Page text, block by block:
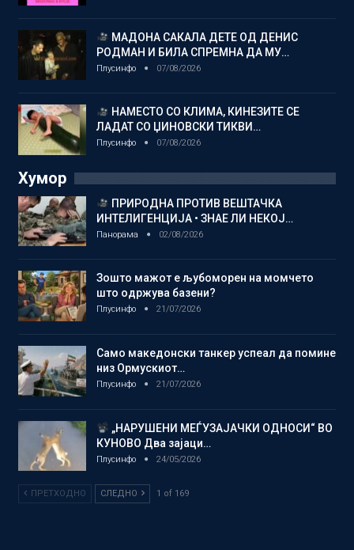
МАДОНА САКАЛА ДЕТЕ ОД ДЕНИС
РОДМАН И БИЛА СПРЕМНА ДА МУ…
Плусинфо 07/08/2026
НАМЕСТО СО КЛИМА, КИНЕЗИТЕ СЕ
ЛАДАТ СО ЏИНОВСКИ ТИКВИ…
Плусинфо 07/08/2026
Хумор
ПРИРОДНА ПРОТИВ ВЕШТАЧКА
ИНТЕЛИГЕНЦИЈА • ЗНАЕ ЛИ НЕКОЈ…
Панорама 02/08/2026
Зошто мажот е љубоморен на момчето
што одржува базени?
Плусинфо 21/07/2026
Само македонски танкер успеал да помине
низ Ормускиот…
Плусинфо 21/07/2026
„НАРУШЕНИ МЕЃУЗАЈАЧКИ ОДНОСИ“ ВО
КУНОВО Два зајаци…
Плусинфо 24/05/2026
ПРЕТХОДНО СЛЕДНО 1 of 169